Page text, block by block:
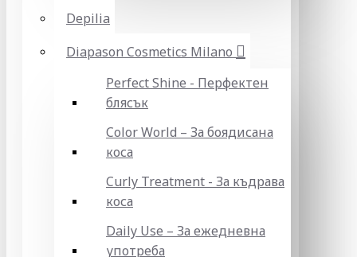
Depilia
Diapason Cosmetics Milano
Perfect Shine - Перфектен
блясък
Color World – За боядисана
коса
Curly Treatment - За къдрава
коса
Daily Use – За ежедневна
употреба